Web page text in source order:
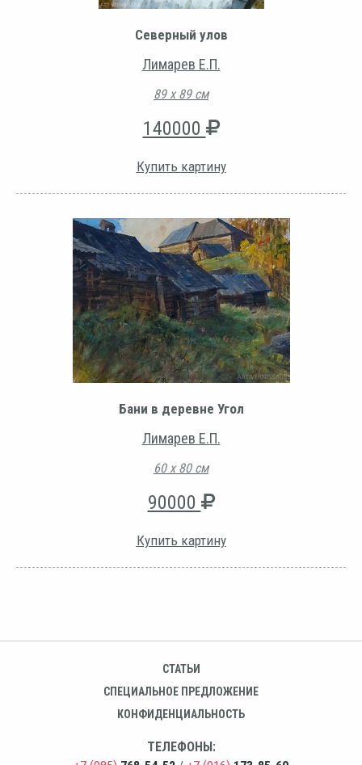
Северный улов
Лимарев Е.П.
89 х 89 см
140000
Купить картину
Бани в деревне Угол
Лимарев Е.П.
60 х 80 см
90000
Купить картину
СТАТЬИ
СПЕЦИАЛЬНОЕ ПРЕДЛОЖЕНИЕ
КОНФИДЕНЦИАЛЬНОСТЬ
ТЕЛЕФОНЫ: